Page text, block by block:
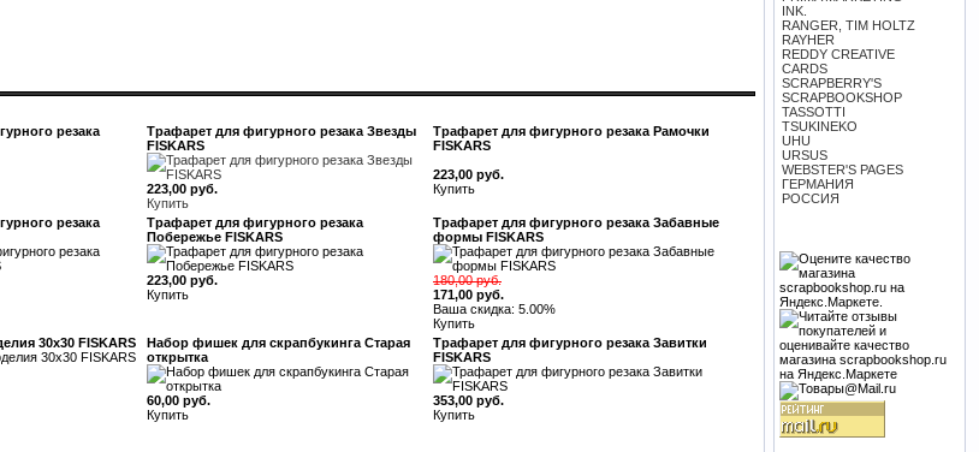
резака
Трафарет для фигурного резака Звезды
FISKARS
223,00 руб.
Купить
Трафарет для фигурного резака Рамочки
FISKARS
223,00 руб.
Купить
резака
Трафарет для фигурного резака
Побережье FISKARS
223,00 руб.
Купить
Трафарет для фигурного резака Забавные
формы FISKARS
180,00 руб.
171,00 руб.
Ваша скидка: 5.00%
Купить
30х30 FISKARS
Набор фишек для скрапбукинга Старая
открытка
60,00 руб.
Купить
Трафарет для фигурного резака Завитки
FISKARS
353,00 руб.
Купить
INK.
RANGER, TIM HOLTZ
RAYHER
REDDY CREATIVE
CARDS
SCRAPBERRY'S
SCRAPBOOKSHOP
TASSOTTI
TSUKINEKO
UHU
URSUS
WEBSTER'S PAGES
ГЕРМАНИЯ
РОССИЯ